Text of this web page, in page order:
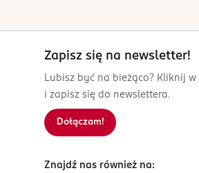
Zapisz się na newsletter!
Lubisz być na bieżąco? Kliknij w
i zapisz się do newslettera.
Dołączam!
Znajdź nas również na: